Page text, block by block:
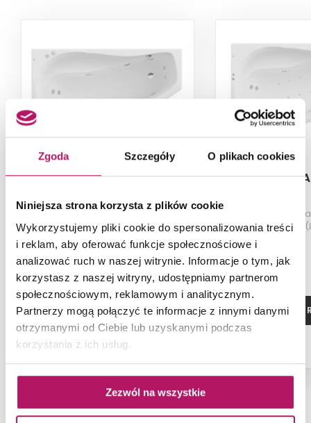
Zgoda Szczegóły O plikach cookies
Niniejsza strona korzysta z plików cookie
Wykorzystujemy pliki cookie do spersonalizowania treści
i reklam, aby oferować funkcje społecznościowe i
analizować ruch w naszej witrynie. Informacje o tym, jak
korzystasz z naszej witryny, udostępniamy partnerom
społecznościowym, reklamowym i analitycznym.
Partnerzy mogą połączyć te informacje z innymi danymi
otrzymanymi od Ciebie lub uzyskanymi podczas
korzystania z ich usług.
Zezwól na wszystkie
Roca Nicole A24T124000
Asymetryczna narożna wanna
akrylowa (Lewa) z
hydromasażem Smart Water
Plus, 150x80x44,5 cm
ZOBACZ PRODUKT
Roca Nicole
Asymetryczna
akrylowa
hydromasażem
ZOBACZ